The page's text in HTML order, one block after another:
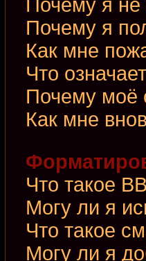
Почему я не
Почему я
Как мне
Что
Почему моё
Как мне
Что такое
Могу ли я
Что такое
Могу ли я